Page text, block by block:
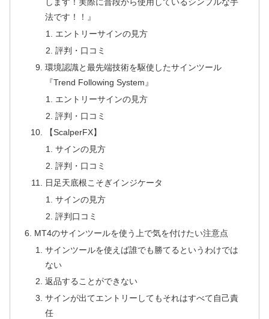
します！実際に普段から使用しているシンプルな手
法です！！』
エントリーサインの見方
評判・口コミ
環境認識と最先端技術を駆使したサインツール
『Trend Following System』
エントリーサインの見方
評判・口コミ
【ScalperFX】
サインの見方
評判・口コミ
日足天底根こそぎインジケータ
サインの見方
評判口コミ
MT4のサインツールを使う上で気を付けたい注意点
サインツールを使えば誰でも勝てるというわけでは
ない
返品することができない
サインが出てエントリーしてもそれはすべて自己責
任